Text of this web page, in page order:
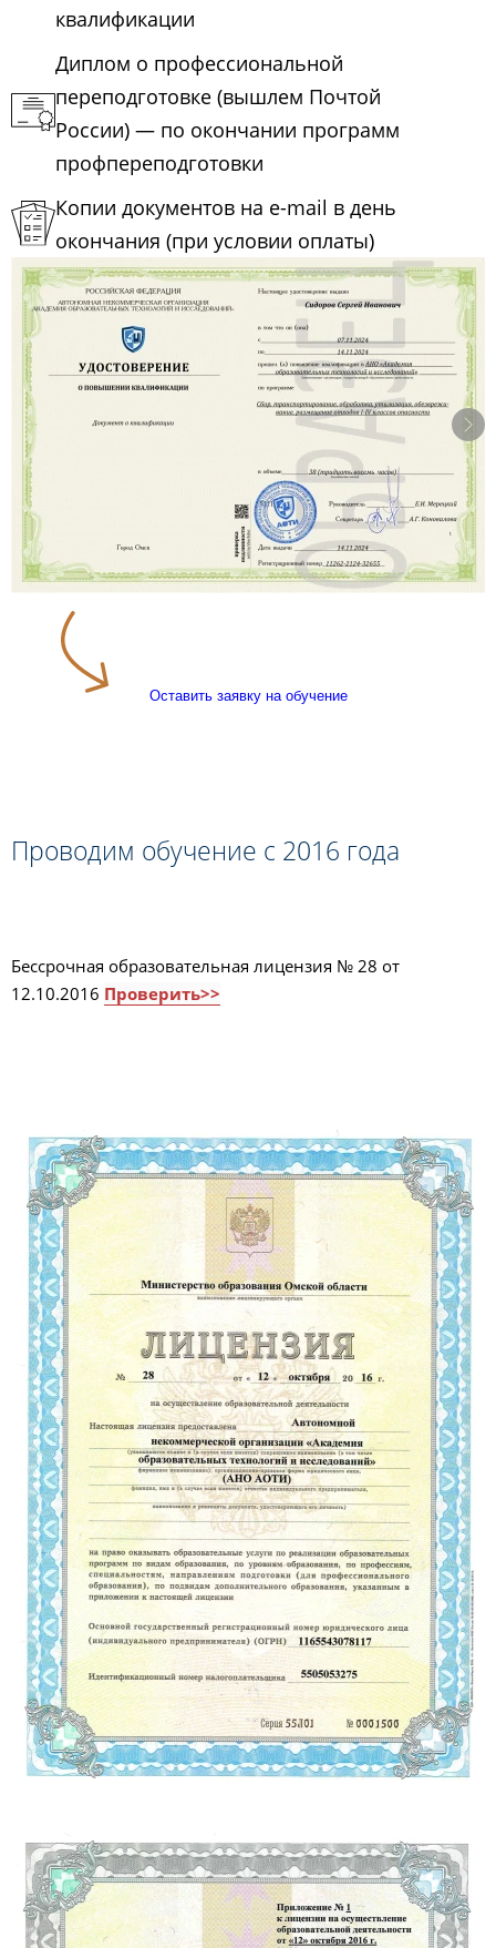
квалификации
Диплом о профессиональной
переподготовке (вышлем Почтой
России) — по окончании программ
профпереподготовки
Копии документов на e-mail в день
окончания (при условии оплаты)
Оставить заявку на обучение
Проводим обучение с 2016 года
Бессрочная образовательная лицензия № 28 от
12.10.2016 Проверить>>